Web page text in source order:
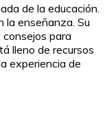
de la educación.
la enseñanza. Su
para
lleno de recursos
experiencia de